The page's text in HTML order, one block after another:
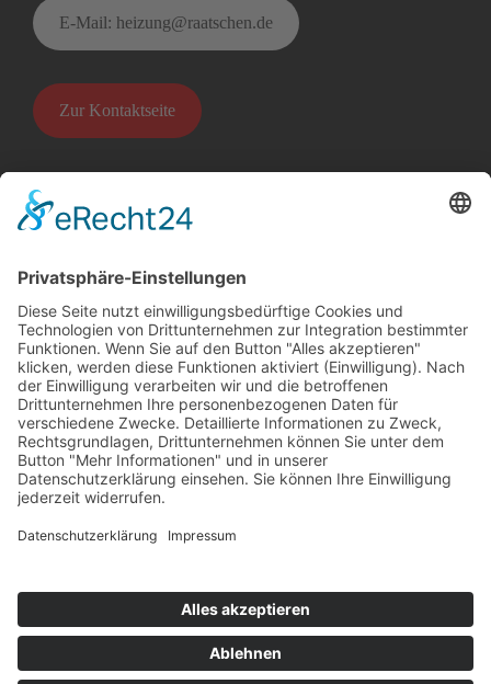
E-Mail: heizung@raatschen.de
Zur Kontaktseite
Impressum Datenschutz
© Copyright Raatschen GmbH & Co. KG 2025, alle Rechte
vorbehalten